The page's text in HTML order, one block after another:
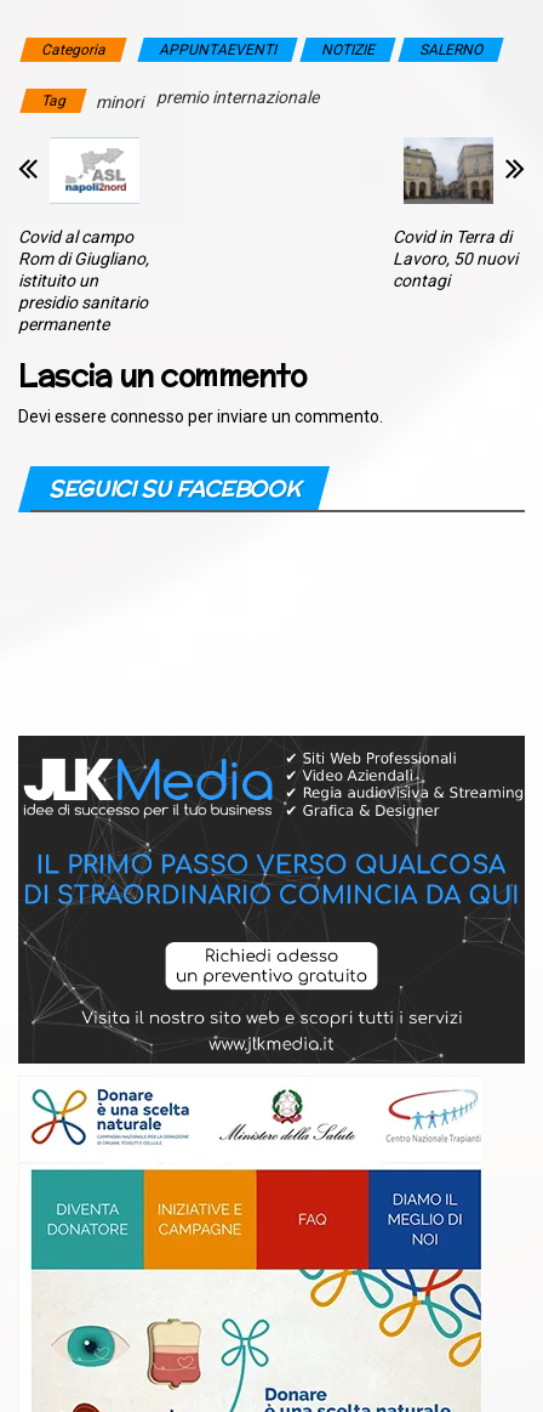
Categoria APPUNTAEVENTI NOTIZIE SALERNO
Tag minori premio internazionale
Covid al campo
Rom di Giugliano,
istituito un
presidio sanitario
permanente
Covid in Terra di
Lavoro, 50 nuovi
contagi
Lascia un commento
Devi essere connesso per inviare un commento.
SEGUICI SU FACEBOOK